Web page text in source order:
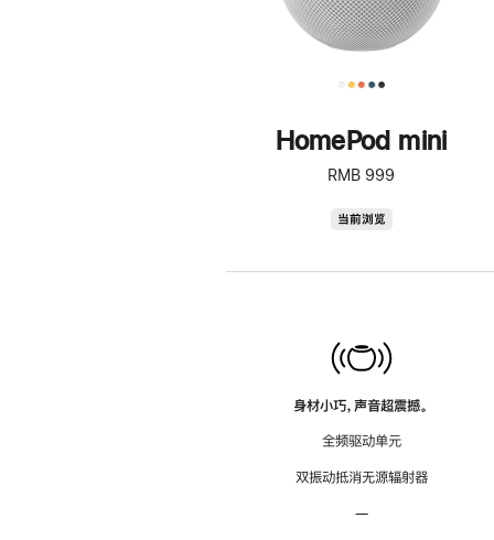
HomePod mini
RMB 999
当前浏览
身材小巧，声音超震撼。
全频驱动单元
双振动抵消无源辐射器
—